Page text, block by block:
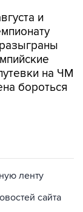
и
на ЧМ
бороться
ленту
сайта